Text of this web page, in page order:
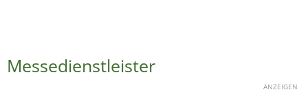
Messedienstleister
ANZEIGEN